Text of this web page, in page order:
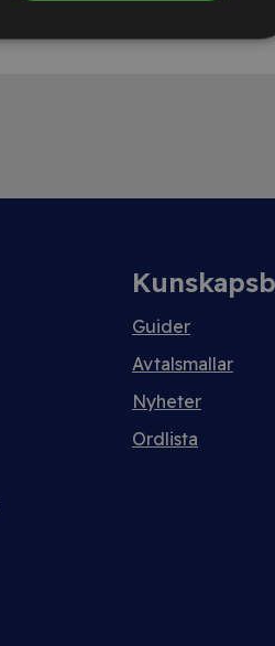
Guider
Avtalsmallar
Nyheter
Ordlista